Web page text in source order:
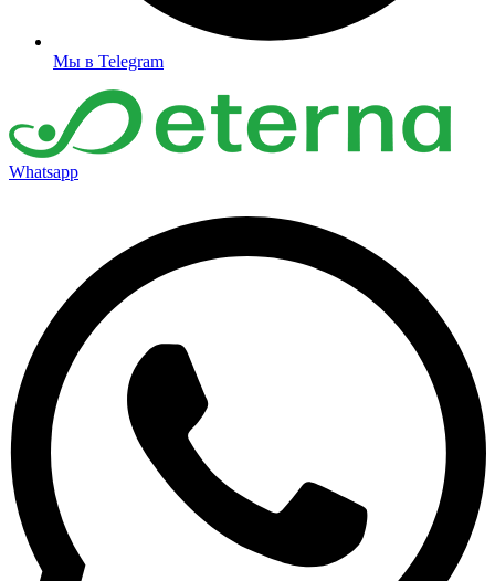
Мы в Telegram
Whatsapp